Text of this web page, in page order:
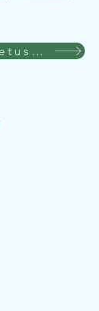
Lisää palvelusta etusivulla